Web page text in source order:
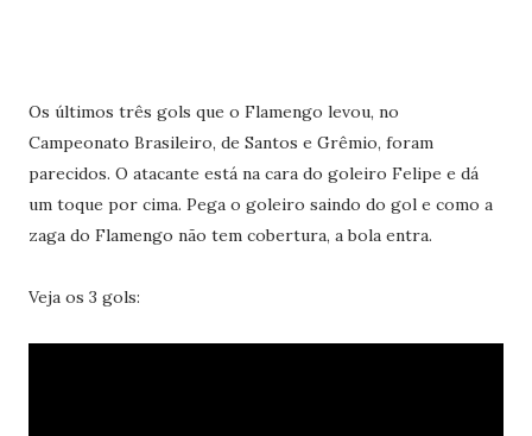
Os últimos três gols que o Flamengo levou, no
Campeonato Brasileiro, de Santos e Grêmio, foram
parecidos. O atacante está na cara do goleiro Felipe e dá
um toque por cima. Pega o goleiro saindo do gol e como a
zaga do Flamengo não tem cobertura, a bola entra.
Veja os 3 gols: